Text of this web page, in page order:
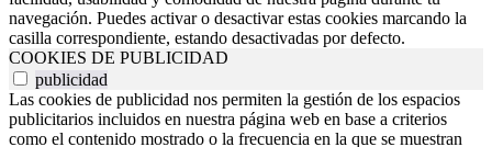
navegación. Puedes activar o desactivar estas cookies marcando la
casilla correspondiente, estando desactivadas por defecto.
COOKIES DE PUBLICIDAD
publicidad
Las cookies de publicidad nos permiten la gestión de los espacios
publicitarios incluidos en nuestra página web en base a criterios
como el contenido mostrado o la frecuencia en la que se muestran